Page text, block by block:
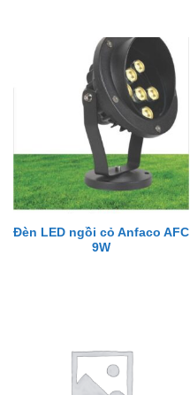
Đèn LED ngồi cỏ Anfaco AFC
9W